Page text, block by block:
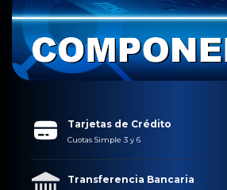
Tarjetas de Crédito
Cuotas Simple 3 y 6
Transferencia Bancaria